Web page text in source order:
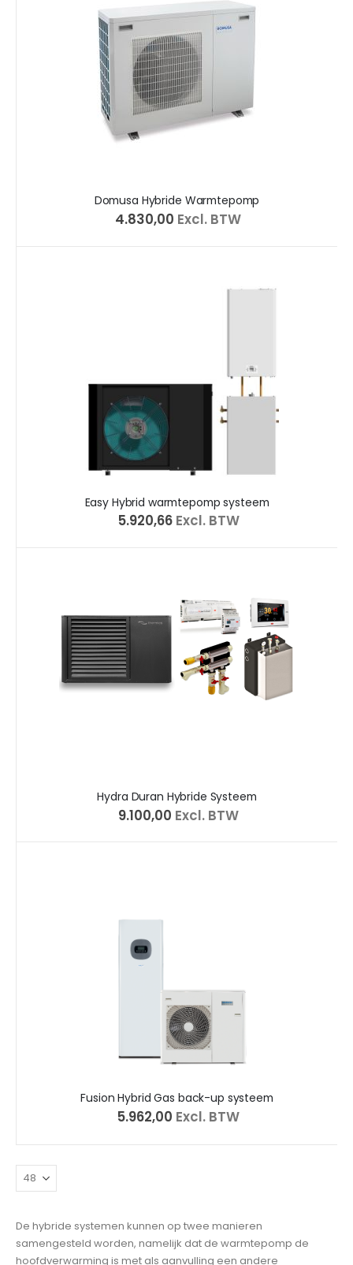
Domusa Hybride Warmtepomp
€ 4.830,00 Excl. BTW
Easy Hybrid warmtepomp systeem
€ 5.920,66 Excl. BTW
Hydra Duran Hybride Systeem
€ 9.100,00 Excl. BTW
Fusion Hybrid Gas back-up systeem
€ 5.962,00 Excl. BTW
De hybride systemen kunnen op twee manieren
samengesteld worden, namelijk dat de warmtepomp de
hoofdverwarming is met als aanvulling een andere